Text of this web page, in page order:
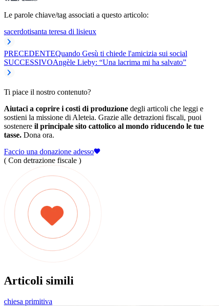
Le parole chiave/tag associati a questo articolo:
sacerdotisanta teresa di lisieux
PRECEDENTEQuando Gesù ti chiede l'amicizia sui social
SUCCESSIVOAngèle Lieby: “Una lacrima mi ha salvato”
Ti piace il nostro contenuto?
Aiutaci a coprire i costi di produzione degli articoli che leggi e
sostieni la missione di Aleteia. Grazie alle detrazioni fiscali, puoi
sostenere il principale sito cattolico al mondo riducendo le tue
tasse. Dona ora.
Faccio una donazione adesso
( Con detrazione fiscale )
Articoli simili
chiesa primitiva